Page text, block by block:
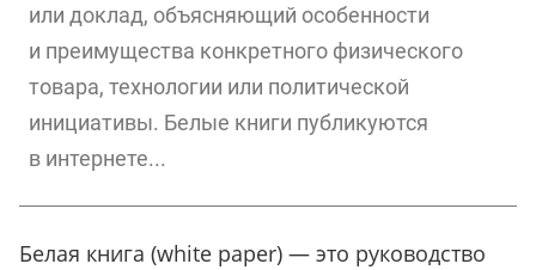
или доклад, объясняющий особенности
и преимущества конкретного физического
товара, технологии или политической
инициативы. Белые книги публикуются
в интернете...
Белая книга (white paper) — это руководство